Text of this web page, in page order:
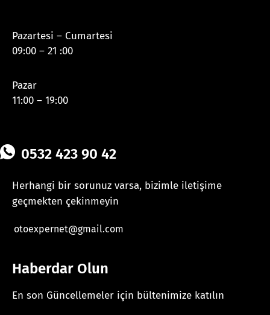
Pazartesi – Cumartesi
09:00 – 21 :00
Pazar
11:00 – 19:00
0532 423 90 42
Herhangi bir sorunuz varsa, bizimle iletişime
geçmekten çekinmeyin
otoexpernet@gmail.com
Haberdar Olun
En son Güncellemeler için bültenimize katılın